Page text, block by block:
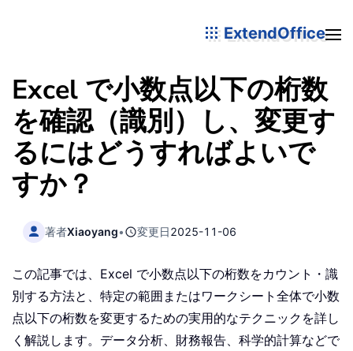
ExtendOffice
Excel で小数点以下の桁数
を確認（識別）し、変更す
るにはどうすればよいで
すか？
著者Xiaoyang• 変更日2025-11-06
この記事では、Excel で小数点以下の桁数をカウント・識
別する方法と、特定の範囲またはワークシート全体で小数
点以下の桁数を変更するための実用的なテクニックを詳し
く解説します。データ分析、財務報告、科学的計算などで